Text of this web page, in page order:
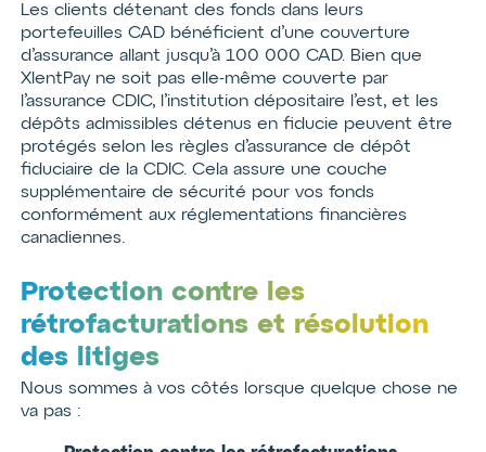
Les clients détenant des fonds dans leurs
portefeuilles CAD bénéficient d’une couverture
d’assurance allant jusqu’à 100 000 CAD. Bien que
XlentPay ne soit pas elle-même couverte par
l’assurance CDIC, l’institution dépositaire l’est, et les
dépôts admissibles détenus en fiducie peuvent être
protégés selon les règles d’assurance de dépôt
fiduciaire de la CDIC. Cela assure une couche
supplémentaire de sécurité pour vos fonds
conformément aux réglementations financières
canadiennes.
Protection contre les
rétrofacturations et résolution
des litiges
Nous sommes à vos côtés lorsque quelque chose ne
va pas :